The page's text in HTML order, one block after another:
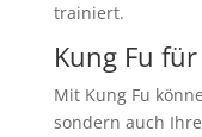
trainiert.
Kung Fu
Mit Kung Fu
sondern auch